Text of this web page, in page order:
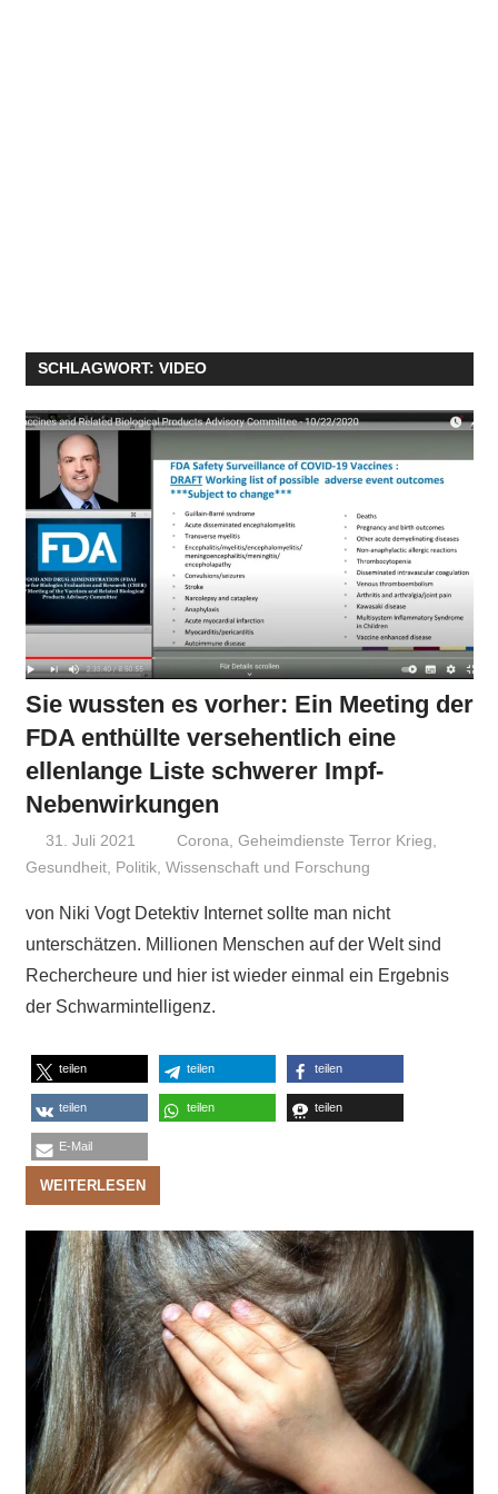
SCHLAGWORT: VIDEO
Sie wussten es vorher: Ein Meeting der
FDA enthüllte versehentlich eine
ellenlange Liste schwerer Impf-
Nebenwirkungen
31. Juli 2021 Niki Vogt
Corona,Geheimdienste Terror Krieg,
Gesundheit, Politik, Wissenschaft und Forschung
von Niki Vogt Detektiv Internet sollte man nicht
unterschätzen. Millionen Menschen auf der Welt sind
Rechercheure und hier ist wieder einmal ein Ergebnis
der Schwarmintelligenz.
teilen teilen teilen
teilen teilen teilen
E-Mail
WEITERLESEN